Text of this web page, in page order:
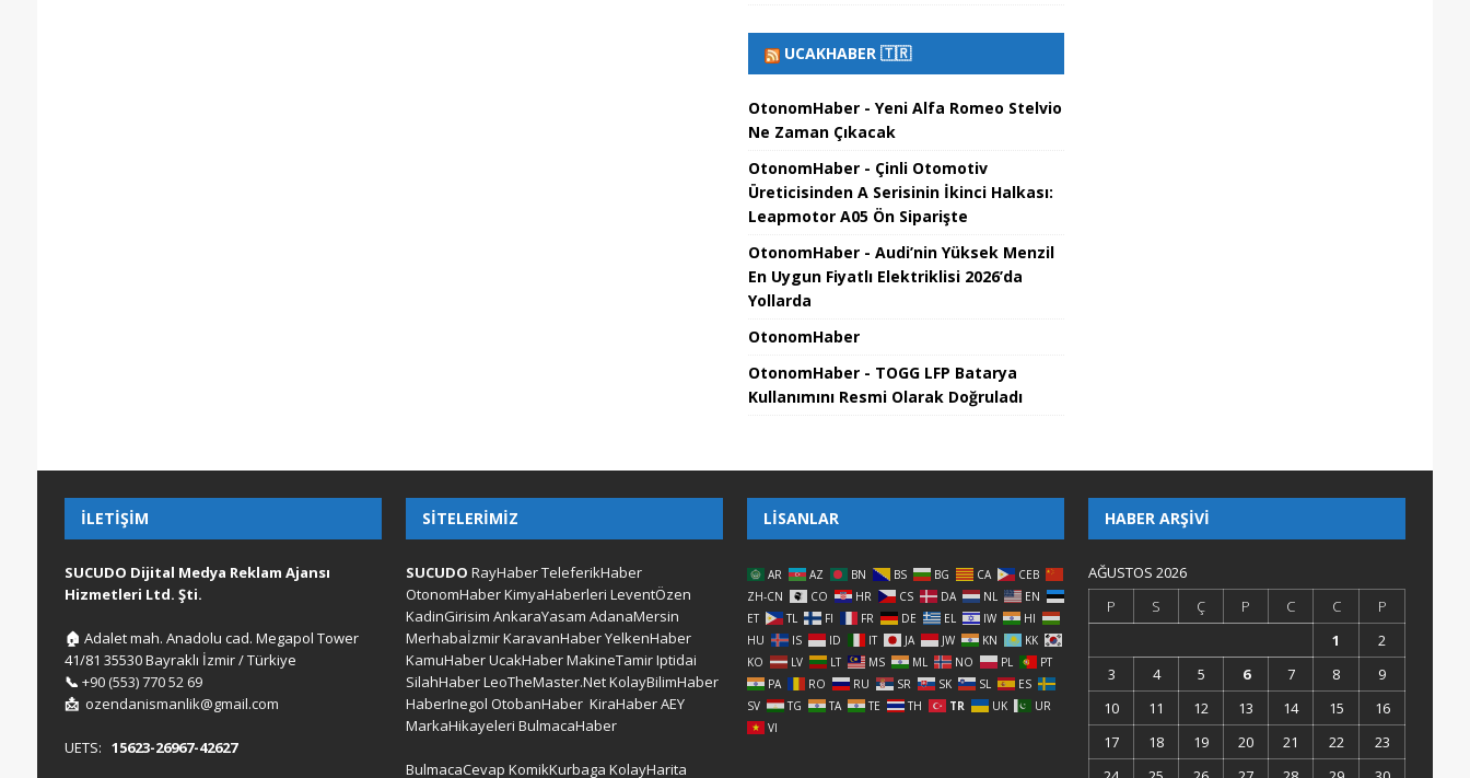
UCAKHABER 🇹🇷
OtonomHaber - Yeni Alfa Romeo Stelvio
Ne Zaman Çıkacak
OtonomHaber - Çinli Otomotiv
Üreticisinden A Serisinin İkinci Halkası:
Leapmotor A05 Ön Siparişte
OtonomHaber - Audi’nin Yüksek Menzil
En Uygun Fiyatlı Elektriklisi 2026’da
Yollarda
OtonomHaber
OtonomHaber - TOGG LFP Batarya
Kullanımını Resmi Olarak Doğruladı
İLETIŞIM
SUCUDO Dijital Medya Reklam Ajansı
Hizmetleri Ltd. Şti.
🏠 Adalet mah. Anadolu cad. Megapol Tower
41/81 35530 Bayraklı İzmir / Türkiye
📞 +90 (553) 770 52 69
📩 ozendanismanlik@gmail.com
UETS: 15623-26967-42627
SITELERIMIZ
SUCUDO RayHaberTeleferikHaber
OtonomHaberKimyaHaberleri LeventÖzen
KadinGirisim AnkaraYasam AdanaMersin
MerhabaİzmirKaravanHaberYelkenHaber
KamuHaberUcakHaberMakineTamirIptidai
SilahHaberLeoTheMaster.NetKolayBilimHaber
HaberInegol OtobanHaber KiraHaberAEY
MarkaHikayeleri BulmacaHaber
BulmacaCevap KomikKurbaga KolayHarita
LISANLAR
AR AZ BN BS BG CA
CEB
ZH-CN
CO HR CS DA NL
EN
ET
TL FI FR DE EL IW
HI
HU
IS ID IT JA JW KN
KK
KO
LV LT MS ML NO PL
PT
PA
RO RU SR SK SL
ES
SV
TG TA TE TH TR UK
UR
VI
HABER ARŞIVI
AĞUSTOS 2026
P
S Ç P C C
P
1
2
3
4 5 6 7 8
9
10
11 12 13 14 15
16
17
18 19 20 21 22
23